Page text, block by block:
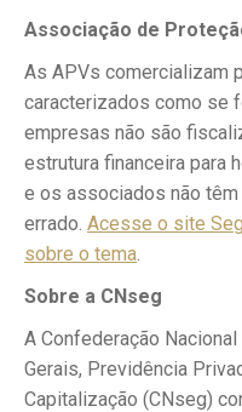
Associação de
As APVs comercializam
caracterizados como se
empresas não são
estrutura financeira para
e os associados não
errado. Acesse o site
sobre o tema.
Sobre a CNseg
A Confederação
Gerais, Previdência
Capitalização (CNseg)